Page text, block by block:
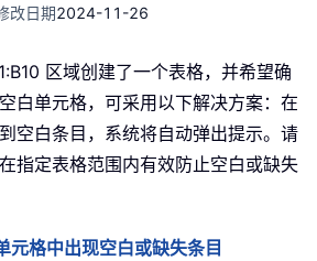
改日期2024-11-26
区域创建了一个表格，并希望确
白单元格，可采用以下解决方案：在
空白条目，系统将自动弹出提示。请
指定表格范围内有效防止空白或缺失
元格中出现空白或缺失条目